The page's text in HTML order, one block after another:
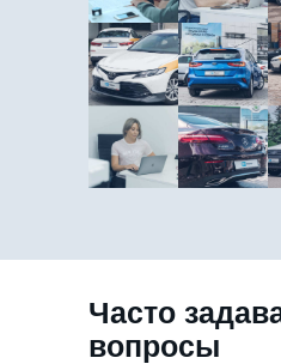
Часто
вопросы